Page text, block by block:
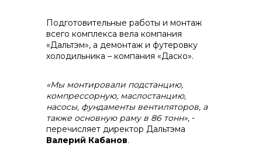
Подготовительные работы и монтаж
всего комплекса вела компания
«Дальтэм», а демонтаж и футеровку
холодильника – компания «Даско».
«Мы монтировали подстанцию,
компрессорную, маслостанцию,
насосы, фундаменты вентиляторов, а
также основную раму в 86 тонн», -
перечисляет директор Дальтэма
Валерий Кабанов.